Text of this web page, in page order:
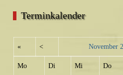
Terminkalender
« < November
Mo Di Mi Do